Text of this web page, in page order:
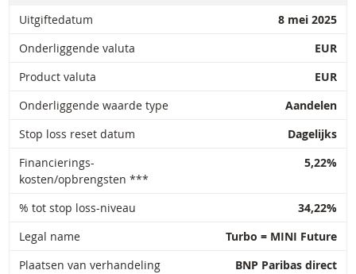
Uitgiftedatum
8 mei 2025
Onderliggende valuta
EUR
Product valuta
EUR
Onderliggende waarde type
Aandelen
Stop loss reset datum
Dagelijks
Financierings-
kosten/opbrengsten ***
5,22%
% tot stop loss-niveau
34,22%
Legal name
Turbo = MINI Future
Plaatsen van verhandeling
BNP Paribas direct